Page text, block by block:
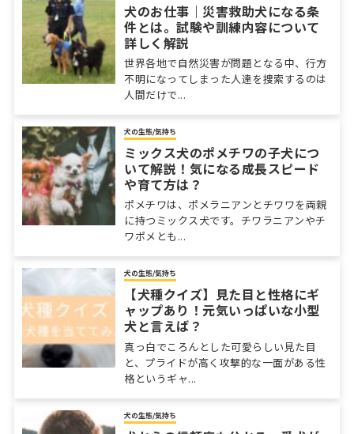
犬のお仕事｜災害救助犬になる条
件とは。試験や訓練内容について
詳しく解説
世界各地で自然災害が問題となる中、行方
不明になってしまった人達を捜索するのは
人間だけで...
犬の生態/気持ち
ミックス犬のポメチワの子犬につ
いて解説！気になる成長スピード
や育て方は？
ポメチワは、ポメラニアンとチワワを両親
に持つミックス犬です。チワラニアンやチ
ワポメとも...
犬の生態/気持ち
【犬種クイズ】見た目と性格にギ
ャップあり！元気いっぱいな小型
犬と言えば？
真っ白でころんとした可愛らしい見た目
と、プライドが高く攻撃的な一面がある性
格というギャ...
犬の生態/気持ち